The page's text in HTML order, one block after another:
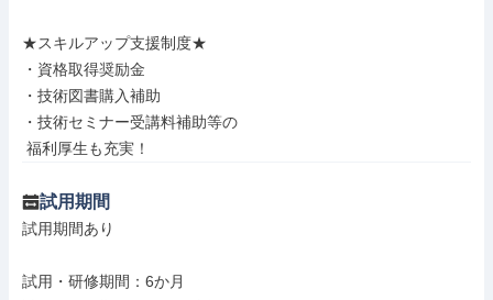
★スキルアップ支援制度★
・資格取得奨励金
・技術図書購入補助
・技術セミナー受講料補助等の
福利厚生も充実！
試用期間
試用期間あり
試用・研修期間：6か月